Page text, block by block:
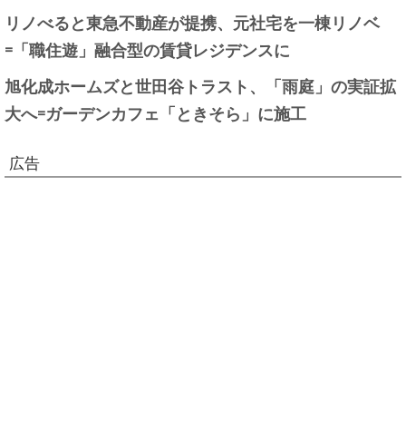
リノべると東急不動産が提携、元社宅を一棟リノベ
=「職住遊」融合型の賃貸レジデンスに
旭化成ホームズと世田谷トラスト、「雨庭」の実証拡
大へ=ガーデンカフェ「ときそら」に施工
広告